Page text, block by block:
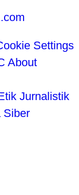
Settings
About
Jurnalistik
Siber